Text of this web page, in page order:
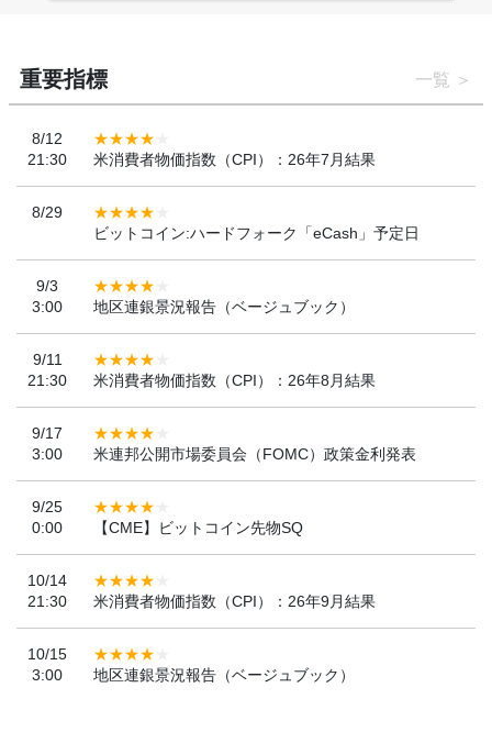
重要指標 一覧
8/12
21:30
米消費者物価指数（CPI）：26年7月結果
8/29
ビットコイン:ハードフォーク「eCash」予定日
9/3
3:00
地区連銀景況報告（ベージュブック）
9/11
21:30
米消費者物価指数（CPI）：26年8月結果
9/17
3:00
米連邦公開市場委員会（FOMC）政策金利発表
9/25
0:00
【CME】ビットコイン先物SQ
10/14
21:30
米消費者物価指数（CPI）：26年9月結果
10/15
3:00
地区連銀景況報告（ベージュブック）